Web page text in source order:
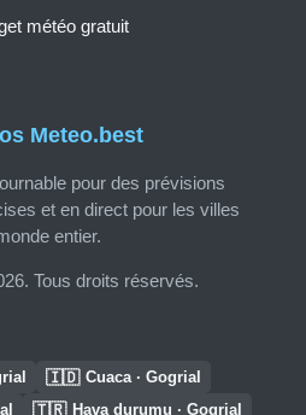
Meteo.best
pour des prévisions
et en direct pour les villes
entier.
Tous droits réservés.
météo gratuit
🇮🇩 Cuaca · Gogrial
🇹🇷 Hava durumu · Gogrial